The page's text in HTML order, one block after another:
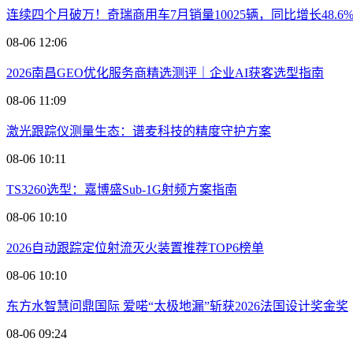
连续四个月破万！奇瑞商用车7月销量10025辆，同比增长
08-06 12:06
2026南昌GEO优化服务商精选测评｜企业AI获客选型指南
08-06 11:09
激光跟踪仪测量生态：谱麦科技的精度守护方案
08-06 10:11
TS3260选型：嘉博盛Sub-1G射频方案指南
08-06 10:10
2026自动跟踪定位射流灭火装置推荐TOP6榜单
08-06 10:10
东方水智慧问鼎国际 爱喏“太极地漏”斩获2026法国设计奖金奖
08-06 09:24